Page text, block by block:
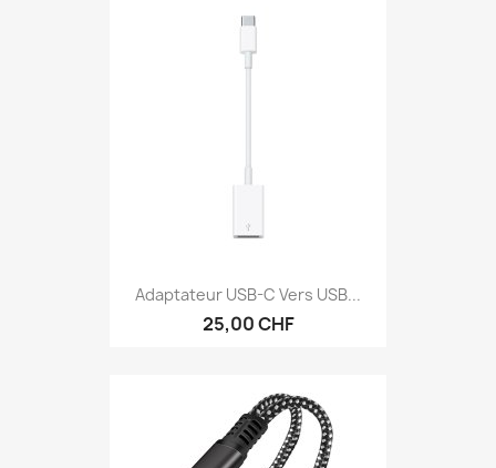
Adaptateur USB-C Vers USB...
25,00 CHF